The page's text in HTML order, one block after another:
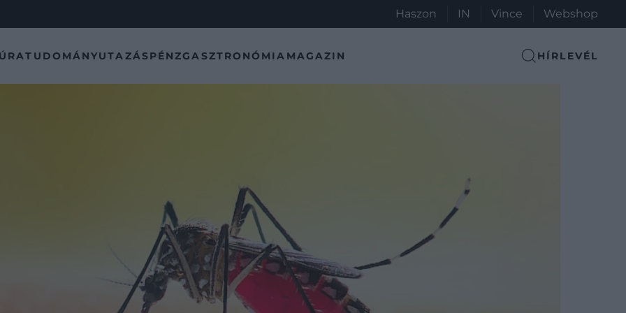
Haszon IN Vince Webshop
TUDOMÁNYUTAZÁSPÉNZGASZTRONÓMIA MAGAZIN HÍRLEVÉL